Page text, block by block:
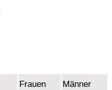
Frauen Männer